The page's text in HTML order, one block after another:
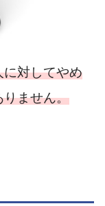
に対してやめ
りません。